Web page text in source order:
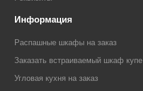
Информация
Распашные шкафы на заказ
Заказать встраиваемый шкаф купе
Угловая кухня на заказ